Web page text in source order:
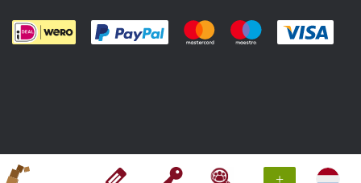
+
Je rekent gemakkelijk af met Paypal
Je rekent gemakkelijk af met
Je rekent